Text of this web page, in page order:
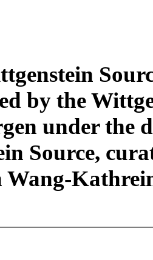
by the
under the
Source,
Wang-